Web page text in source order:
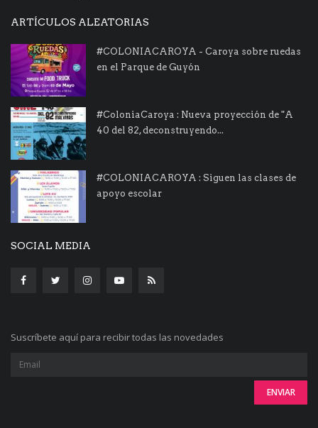
ARTÍCULOS ALEATORIAS
#COLONIACAROYA - Caroya sobre ruedas
en el Parque de Guyón
#ColoniaCaroya : Nueva proyección de "A
40 del 82, deconstruyendo...
#COLONIACAROYA : Siguen las clases de
apoyo escolar
SOCIAL MEDIA
Suscríbete aquí para recibir todas las novedades